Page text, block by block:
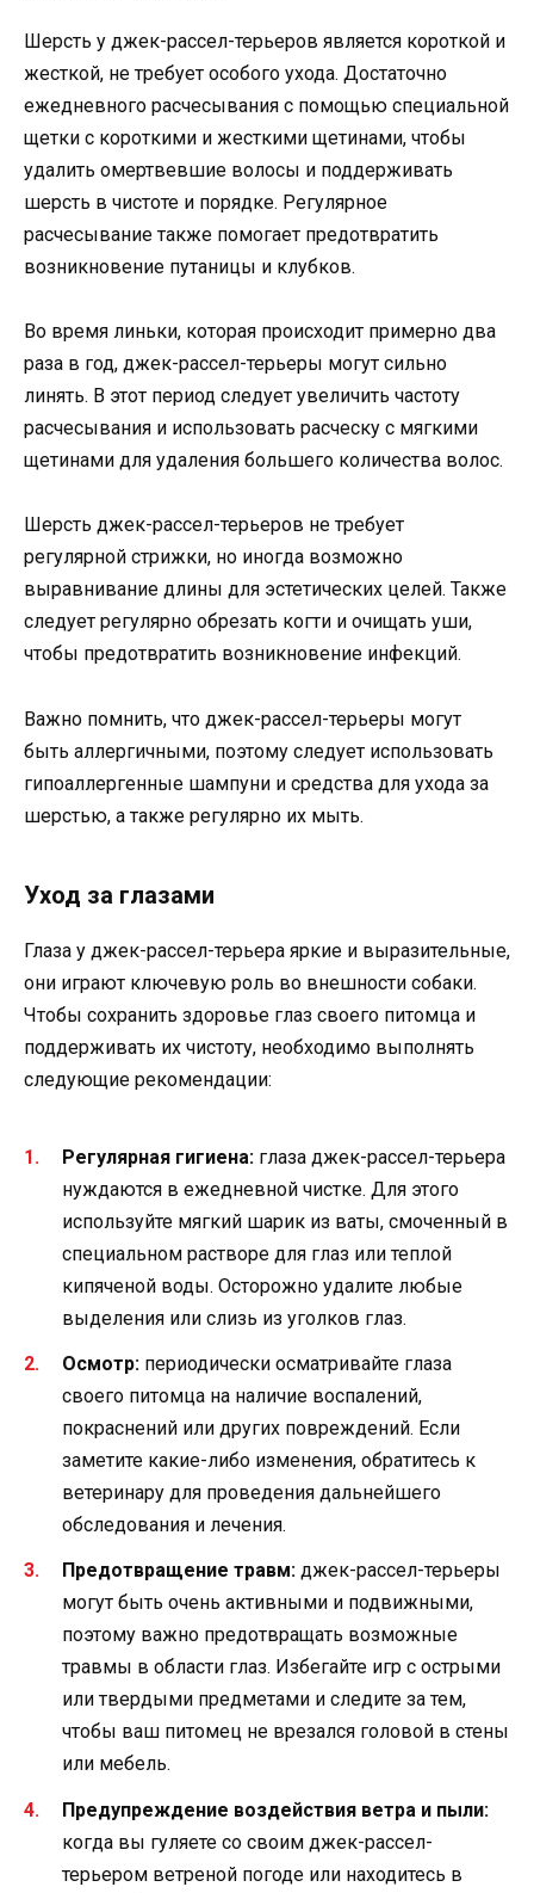
Шерсть у джек-рассел-терьеров является короткой и
жесткой, не требует особого ухода. Достаточно
ежедневного расчесывания с помощью специальной
щетки с короткими и жесткими щетинами, чтобы
удалить омертвевшие волосы и поддерживать
шерсть в чистоте и порядке. Регулярное
расчесывание также помогает предотвратить
возникновение путаницы и клубков.
Во время линьки, которая происходит примерно два
раза в год, джек-рассел-терьеры могут сильно
линять. В этот период следует увеличить частоту
расчесывания и использовать расческу с мягкими
щетинами для удаления большего количества волос.
Шерсть джек-рассел-терьеров не требует
регулярной стрижки, но иногда возможно
выравнивание длины для эстетических целей. Также
следует регулярно обрезать когти и очищать уши,
чтобы предотвратить возникновение инфекций.
Важно помнить, что джек-рассел-терьеры могут
быть аллергичными, поэтому следует использовать
гипоаллергенные шампуни и средства для ухода за
шерстью, а также регулярно их мыть.
Уход за глазами
Глаза у джек-рассел-терьера яркие и выразительные,
они играют ключевую роль во внешности собаки.
Чтобы сохранить здоровье глаз своего питомца и
поддерживать их чистоту, необходимо выполнять
следующие рекомендации:
Регулярная гигиена: глаза джек-рассел-терьера
нуждаются в ежедневной чистке. Для этого
используйте мягкий шарик из ваты, смоченный в
специальном растворе для глаз или теплой
кипяченой воды. Осторожно удалите любые
выделения или слизь из уголков глаз.
Осмотр: периодически осматривайте глаза
своего питомца на наличие воспалений,
покраснений или других повреждений. Если
заметите какие-либо изменения, обратитесь к
ветеринару для проведения дальнейшего
обследования и лечения.
Предотвращение травм: джек-рассел-терьеры
могут быть очень активными и подвижными,
поэтому важно предотвращать возможные
травмы в области глаз. Избегайте игр с острыми
или твердыми предметами и следите за тем,
чтобы ваш питомец не врезался головой в стены
или мебель.
Предупреждение воздействия ветра и пыли:
когда вы гуляете со своим джек-рассел-
терьером ветреной погоде или находитесь в